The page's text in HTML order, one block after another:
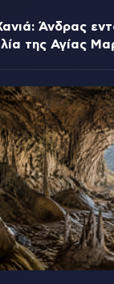
Άνδρας
της Αγίας